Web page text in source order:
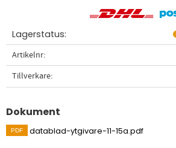
Lagerstatus
Artikelnr
Tillverkare
Dokument
datablad-ytgivare-11-15a.pdf